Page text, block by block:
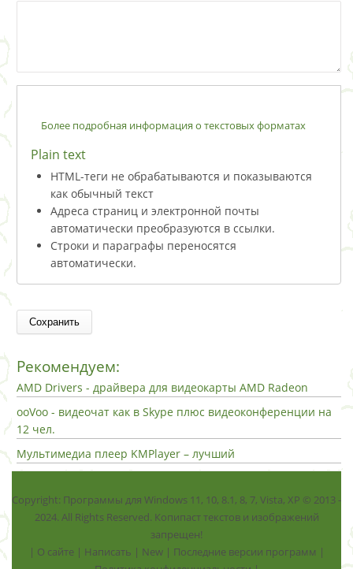
Более подробная информация о текстовых форматах
Plain text
HTML-теги не обрабатываются и показываются
как обычный текст
Адреса страниц и электронной почты
автоматически преобразуются в ссылки.
Строки и параграфы переносятся
автоматически.
Рекомендуем:
AMD Drivers - драйвера для видеокарты AMD Radeon
ooVoo - видеочат как в Skype плюс видеоконференции на
12 чел.
Мультимедиа плеер KMPlayer – лучший
Copyright: Программы для Windows 11, 10, 8.1, 8, 7, Vista, ХР © 2013 -
2024. All Rights Reserved. Копипаст текстов и изображений
запрещен!
| О сайте| Написать | New| Последние версии программ |